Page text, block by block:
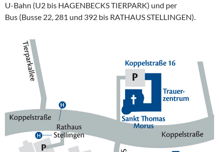
U-Bahn (U2 bis HAGENBECKS TIERPARK) und per
Bus (Busse 22, 281 und 392 bis RATHAUS STELLINGEN).